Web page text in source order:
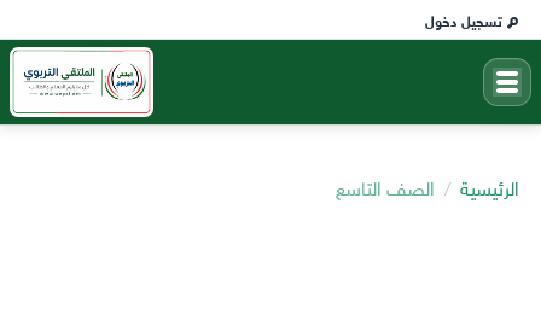
تسجيل دخول
الرئيسية الصف التاسع